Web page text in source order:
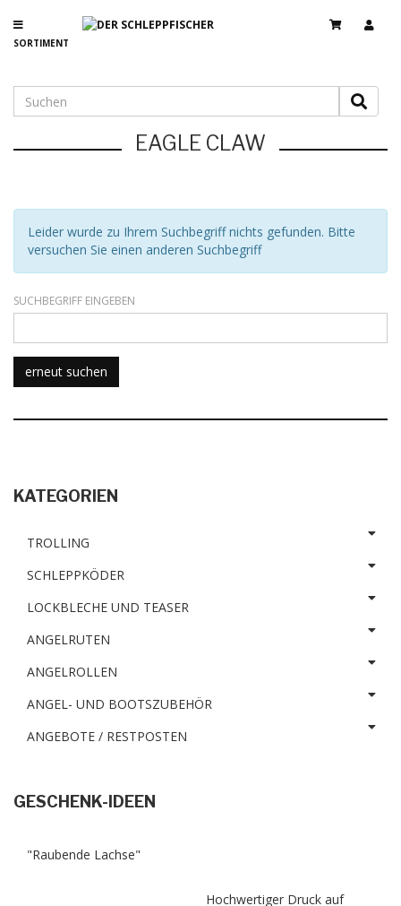
SORTIMENT
EAGLE CLAW
Leider wurde zu Ihrem Suchbegriff nichts gefunden. Bitte
versuchen Sie einen anderen Suchbegriff
SUCHBEGRIFF EINGEBEN
KATEGORIEN
TROLLING
SCHLEPPKÖDER
LOCKBLECHE UND TEASER
ANGELRUTEN
ANGELROLLEN
ANGEL- UND BOOTSZUBEHÖR
ANGEBOTE / RESTPOSTEN
GESCHENK-IDEEN
"Raubende Lachse"
Hochwertiger Druck auf